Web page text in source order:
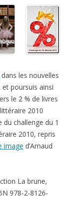
dans les nouvelles
poursuis ainsi
le 2 % de livres
2010
du challenge du 1
2010, repris
image d’Arnaud
La brune,
978-2-8126-